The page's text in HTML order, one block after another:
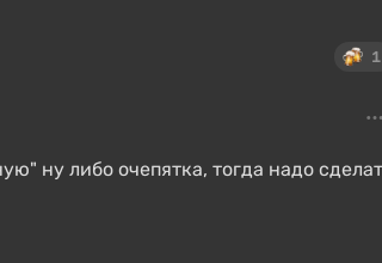
1
ну либо очепятка, тогда надо